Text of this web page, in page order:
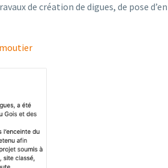
de création de digues, de pose